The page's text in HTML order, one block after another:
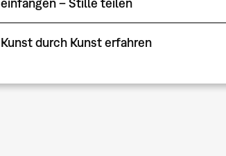
einfangen – Stille teilen
Kunst durch Kunst erfahren